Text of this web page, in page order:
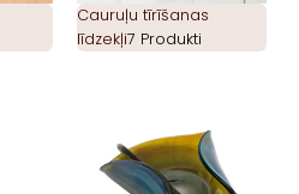
Cauruļu tīrīšanas
līdzekļi7 Produkti